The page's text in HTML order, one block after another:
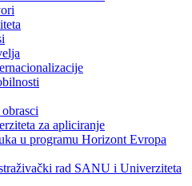
za apliciranje
u programu Horizont Evropa
rad SANU i Univerziteta